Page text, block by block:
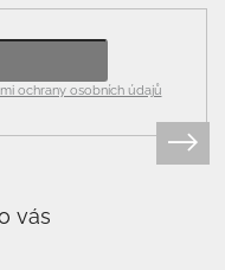
ochrany osobních údajů
vás